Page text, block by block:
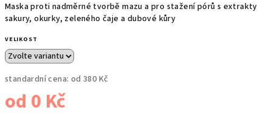
Maska proti nadměrné tvorbě mazu a pro stažení pórů s extrakty
sakury, okurky, zeleného čaje a dubové kůry
VELIKOST
standardní cena: od 380 Kč
od 0 Kč